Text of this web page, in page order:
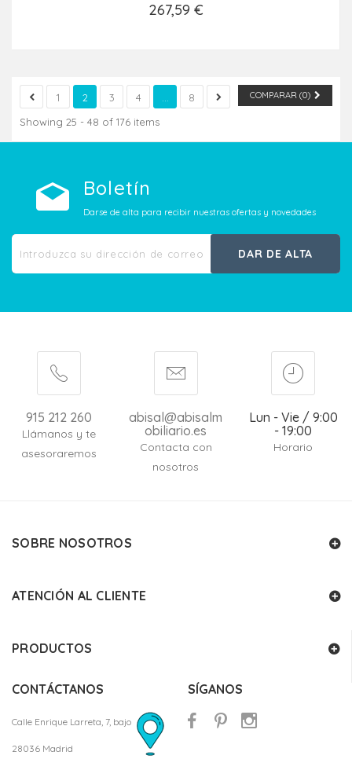
267,59 €
COMPARAR (0)
1 2 3 4 ...
8
Showing 25 - 48 of 176 items
Boletín
Darse de alta para recibir nuestras ofertas y novedades
DAR DE ALTA
915 212 260
Llámanos y te
asesoraremos
abisal@abisalm
obiliario.es
Contacta con
nosotros
Lun - Vie / 9:00
- 19:00
Horario
SOBRE NOSOTROS
ATENCIÓN AL CLIENTE
PRODUCTOS
CONTÁCTANOS
Calle Enrique Larreta, 7, bajo
28036 Madrid
SÍGANOS